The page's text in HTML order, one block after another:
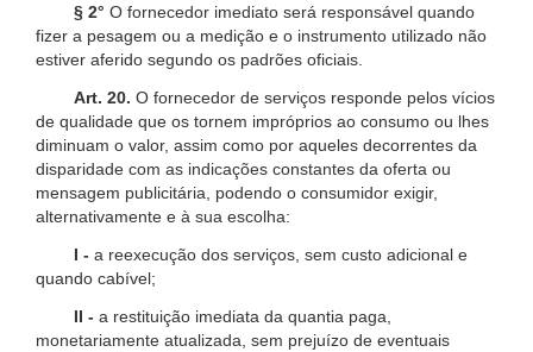
§ 2° O fornecedor imediato será responsável quando
fizer a pesagem ou a medição e o instrumento utilizado não
estiver aferido segundo os padrões oficiais.
Art. 20. O fornecedor de serviços responde pelos vícios
de qualidade que os tornem impróprios ao consumo ou lhes
diminuam o valor, assim como por aqueles decorrentes da
disparidade com as indicações constantes da oferta ou
mensagem publicitária, podendo o consumidor exigir,
alternativamente e à sua escolha:
I - a reexecução dos serviços, sem custo adicional e
quando cabível;
II - a restituição imediata da quantia paga,
monetariamente atualizada, sem prejuízo de eventuais